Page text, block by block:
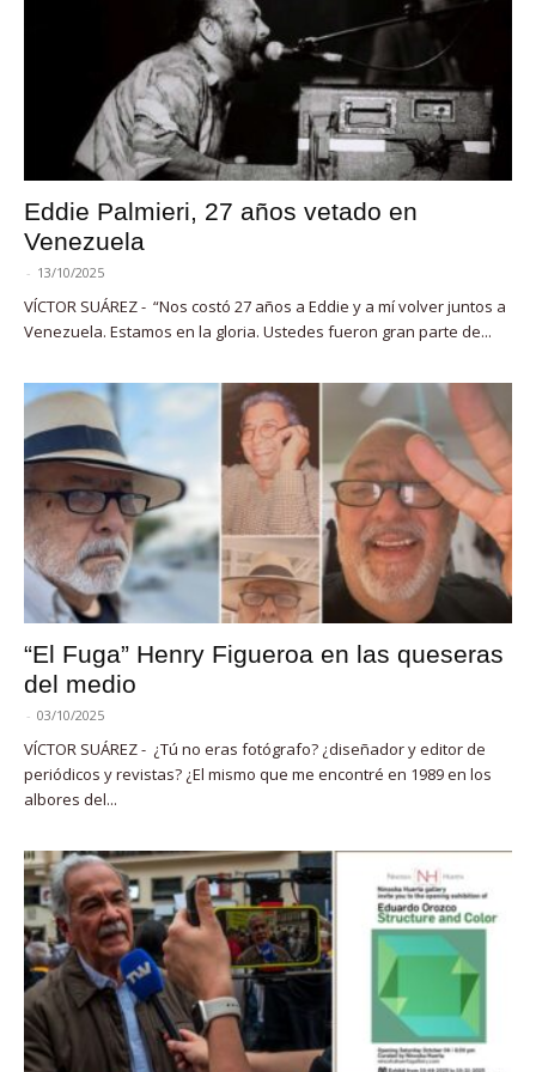
Eddie Palmieri, 27 años vetado en
Venezuela
- 13/10/2025
VÍCTOR SUÁREZ - “Nos costó 27 años a Eddie y a mí volver juntos a
Venezuela. Estamos en la gloria. Ustedes fueron gran parte de...
“El Fuga” Henry Figueroa en las queseras
del medio
- 03/10/2025
VÍCTOR SUÁREZ - ¿Tú no eras fotógrafo? ¿diseñador y editor de
periódicos y revistas? ¿El mismo que me encontré en 1989 en los
albores del...